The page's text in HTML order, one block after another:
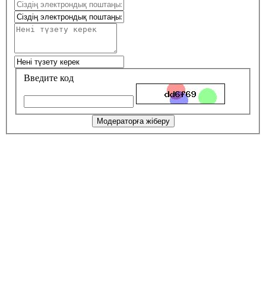
Введите код
Модераторға жіберу